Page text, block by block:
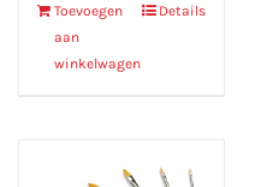
Toevoegen
aan
winkelwagen
Details